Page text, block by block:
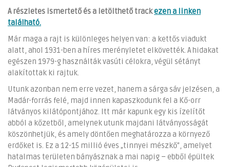
A részletes ismertető és a letölthető trackezen a linken
található.
Már maga a rajt is különleges helyen van: a kettős viadukt
alatt, ahol 1931-ben a híres merényletet elkövették. A hidakat
egészen 1979-g használták vasúti célokra, végül sétányt
alakítottak ki rajtuk.
Utunk azonban nem erre vezet, hanem a sárga sáv jelzésen, a
Madár-forrás felé, majd innen kapaszkodunk fel a Kő-orr
látványos kilátópontjához. Itt már kapunk egy kis ízelítőt
abból a kőzetből, amelynek utunk majdani látványosságát
köszönhetjük, és amely döntően meghatározza a környező
erdőket is. Ez a 12-15 millió éves „tinnyei mészkő”, amelyet
hatalmas területen bányásznak a mai napig – ebből épültek